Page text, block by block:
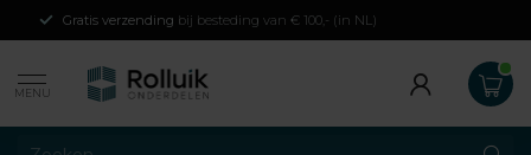
Gratis verzending bij besteding van € 100,- (in NL)
MENU